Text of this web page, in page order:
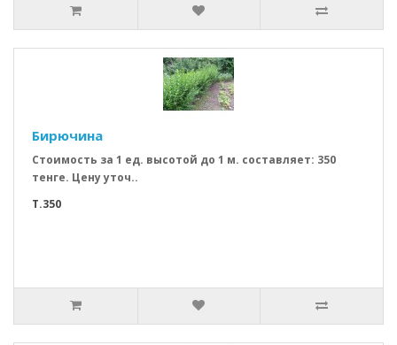
Бирючина
Стоимость за 1 ед. высотой до 1 м. составляет: 350
тенге. Цену уточ..
T.350